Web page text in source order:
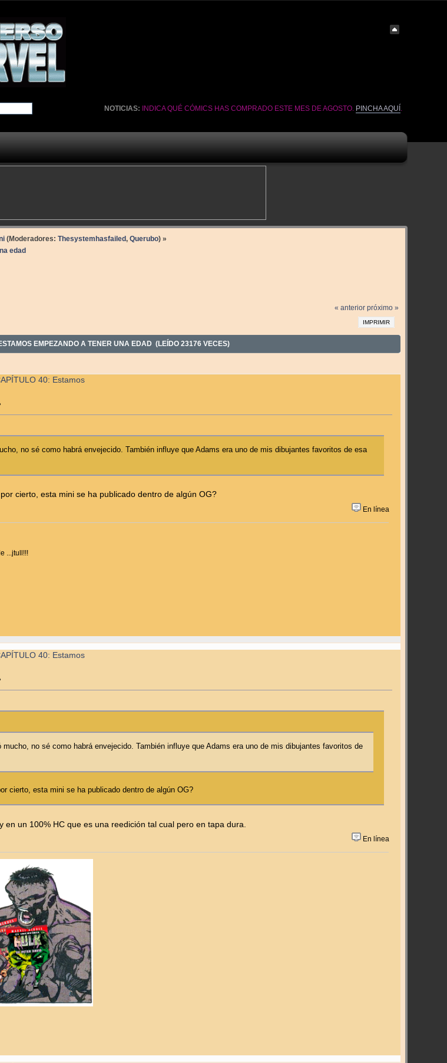
NOTICIAS: INDICA QUÉ CÓMICS HAS COMPRADO ESTE MES DE AGOSTO. PINCHA AQUÍ
(Moderadores: Thesystemhasfailed, Querubo) »
edad
« anterior próximo »
IMPRIMIR
EMPEZANDO A TENER UNA EDAD (LEÍDO 23176 VECES)
40: Estamos
no sé como habrá envejecido. También influye que Adams era uno de mis dibujantes favoritos de esa
cierto, esta mini se ha publicado dentro de algún OG?
En línea
...jtull!!!
40: Estamos
no sé como habrá envejecido. También influye que Adams era uno de mis dibujantes favoritos de
cierto, esta mini se ha publicado dentro de algún OG?
un 100% HC que es una reedición tal cual pero en tapa dura.
En línea